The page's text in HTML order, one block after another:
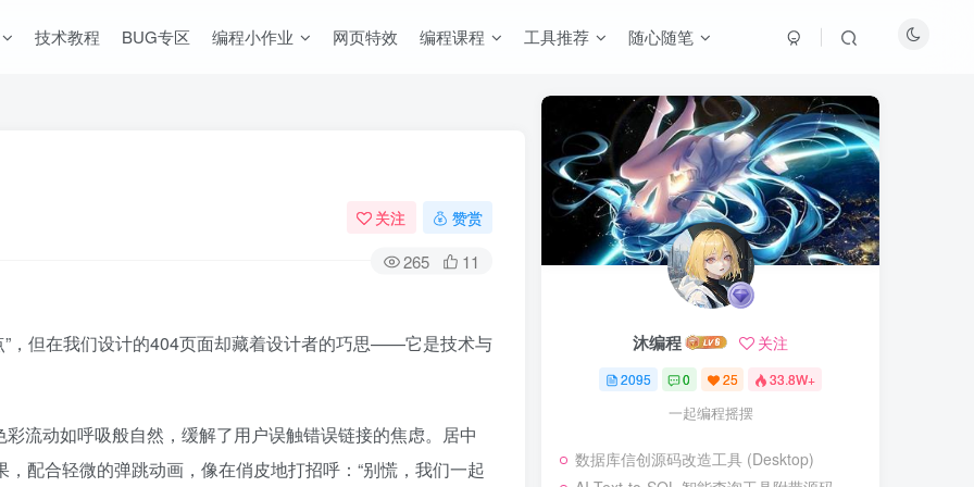
技术教程 BUG专区 编程小作业 网页特效 编程课程 工具推荐 随心随笔
关注 赞赏
265 11
，但在我们设计的404页面却藏着设计者的巧思——它是技术与
流动如呼吸般自然，缓解了用户误触错误链接的焦虑。居中
配合轻微的弹跳动画，像在俏皮地打招呼：“别慌，我们一起
沐编程 关注
2095 0 25 33.8W+
一起编程摇摆
数据库信创源码改造工具 (Desktop)